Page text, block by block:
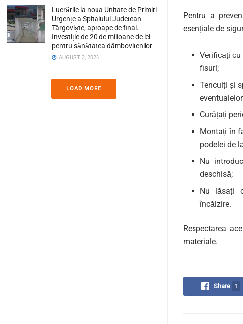
Lucrările la noua Unitate de Primiri
Urgențe a Spitalului Județean
Târgoviște, aproape de final.
Investiție de 20 de milioane de lei
pentru sănătatea dâmbovițenilor
AUGUST 3, 2026
LOAD MORE
Pentru a
esențiale de
Verificați cu
fisuri;
Tencuiți și
Curățați
Montați în
podelei de
Nu
deschisă;
Nu lăsați
încălzire.
Respectarea
materiale.
Share 1